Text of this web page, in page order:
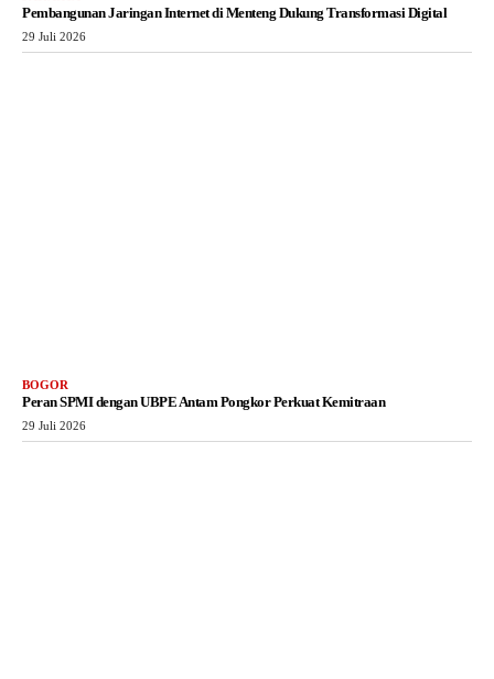
Pembangunan Jaringan Internet di Menteng Dukung Transformasi Digital
29 Juli 2026
BOGOR
Peran SPMI dengan UBPE Antam Pongkor Perkuat Kemitraan
29 Juli 2026